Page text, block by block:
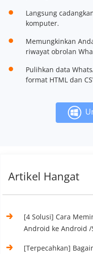
Langsung
komputer.
Memungkinkan
riwayat obrolan
Pulihkan data
format HTML dan
Artikel Hangat
[4 Solusi] Cara
Android ke Android /
[Terpecahkan]